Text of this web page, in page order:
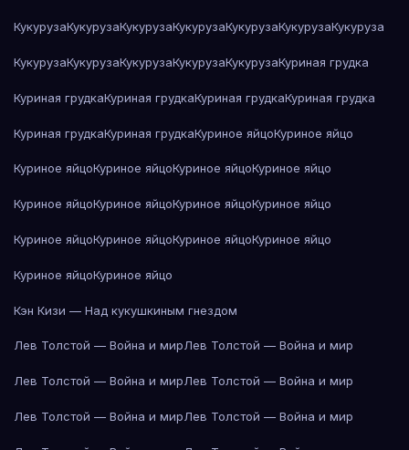
КукурузаКукурузаКукурузаКукурузаКукурузаКукурузаКукуруза
КукурузаКукурузаКукурузаКукурузаКукурузаКуриная грудка
Куриная грудкаКуриная грудкаКуриная грудкаКуриная грудка
Куриная грудкаКуриная грудкаКуриное яйцоКуриное яйцо
Куриное яйцоКуриное яйцоКуриное яйцоКуриное яйцо
Куриное яйцоКуриное яйцоКуриное яйцоКуриное яйцо
Куриное яйцоКуриное яйцоКуриное яйцоКуриное яйцо
Куриное яйцоКуриное яйцо
Кэн Кизи — Над кукушкиным гнездом
Лев Толстой — Война и мирЛев Толстой — Война и мир
Лев Толстой — Война и мирЛев Толстой — Война и мир
Лев Толстой — Война и мирЛев Толстой — Война и мир